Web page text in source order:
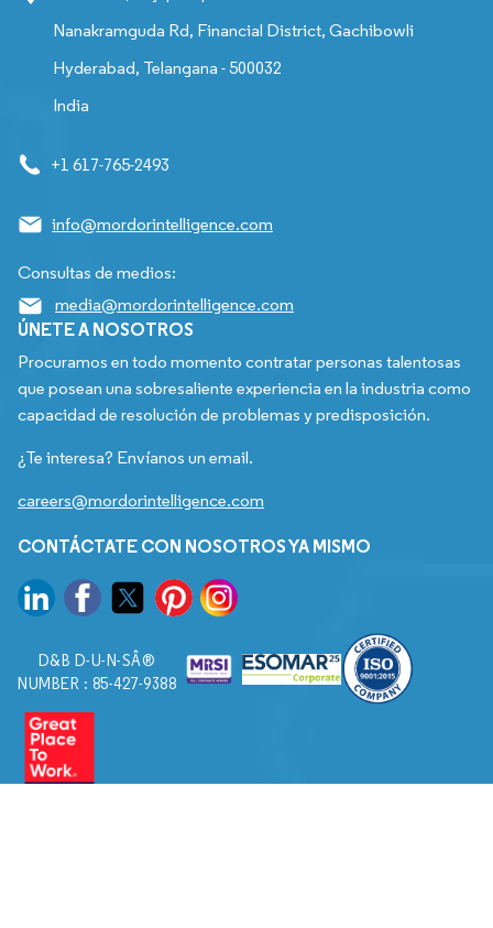
Nanakramguda Rd, Financial District, Gachibowli
Hyderabad, Telangana - 500032
India
+1 617-765-2493
info@mordorintelligence.com
Consultas de medios:
media@mordorintelligence.com
ÚNETE A NOSOTROS
Procuramos en todo momento contratar personas talentosas
que posean una sobresaliente experiencia en la industria como
capacidad de resolución de problemas y predisposición.
¿Te interesa? Envíanos un email.
careers@mordorintelligence.com
CONTÁCTATE CON NOSOTROS YA MISMO
D&B D-U-N-SÂ®
NUMBER : 85-427-9388